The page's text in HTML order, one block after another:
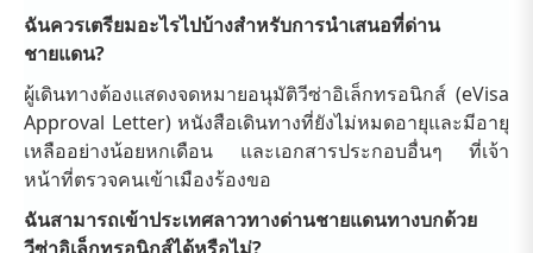
ฉันควรเตรียมอะไรไปบ้างสำหรับการนำเสนอที่ด่าน
ชายแดน?
ผู้เดินทางต้องแสดงจดหมายอนุมัติวีซ่าอิเล็กทรอนิกส์ (eVisa
Approval Letter) หนังสือเดินทางที่ยังไม่หมดอายุและมีอายุ
เหลืออย่างน้อยหกเดือน และเอกสารประกอบอื่นๆ ที่เจ้า
หน้าที่ตรวจคนเข้าเมืองร้องขอ
ฉันสามารถเข้าประเทศลาวทางด่านชายแดนทางบกด้วย